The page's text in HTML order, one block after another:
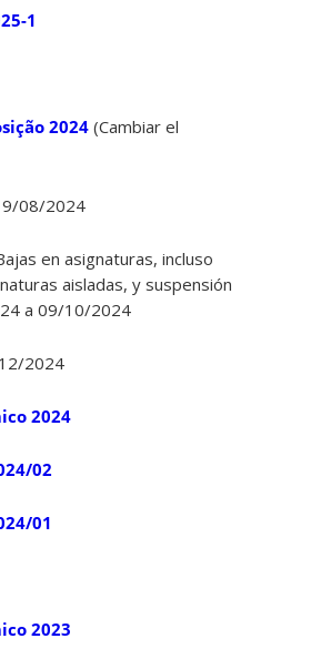
1
2024 (Cambiar el
08/2024
en asignaturas, incluso
aisladas, y suspensión
a 09/10/2024
2024
2024
02
01
2023